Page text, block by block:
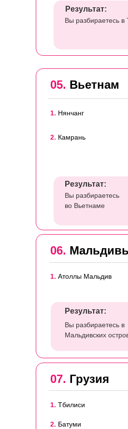
Результат:
Вы разбираетесь в
05. Вьетнам
1. Нянчанг
2. Камрань
Результат:
Вы разбираетесь
во Вьетнаме
06.
1. Атоллы Мальдив
Результат:
Вы разбираетесь в
Мальдивских
07. Грузия
1. Тбилиси
2. Батуми